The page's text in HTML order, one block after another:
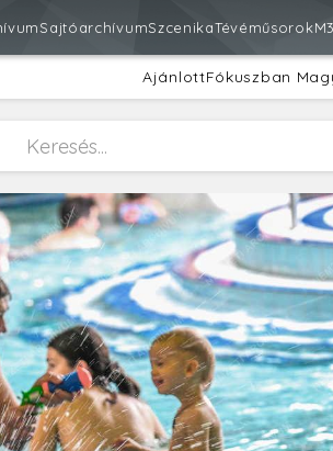
SajtóarchívumSzcenikaTévéműsorokM3
AjánlottFókuszban